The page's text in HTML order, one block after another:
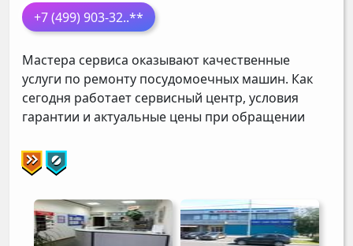
+7 (499) 903-32..**
Мастера сервиса оказывают качественные
услуги по ремонту посудомоечных машин. Как
сегодня работает сервисный центр, условия
гарантии и актуальные цены при обращении